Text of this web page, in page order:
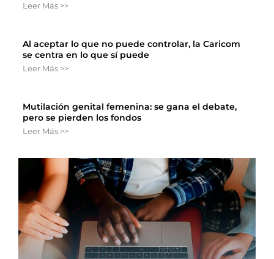
Leer Más >>
Al aceptar lo que no puede controlar, la Caricom
se centra en lo que sí puede
Leer Más >>
Mutilación genital femenina: se gana el debate,
pero se pierden los fondos
Leer Más >>